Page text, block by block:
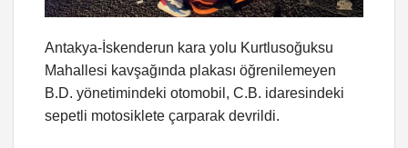
Antakya-İskenderun kara yolu Kurtlusoğuksu
Mahallesi kavşağında plakası öğrenilemeyen
B.D. yönetimindeki otomobil, C.B. idaresindeki
sepetli motosiklete çarparak devrildi.